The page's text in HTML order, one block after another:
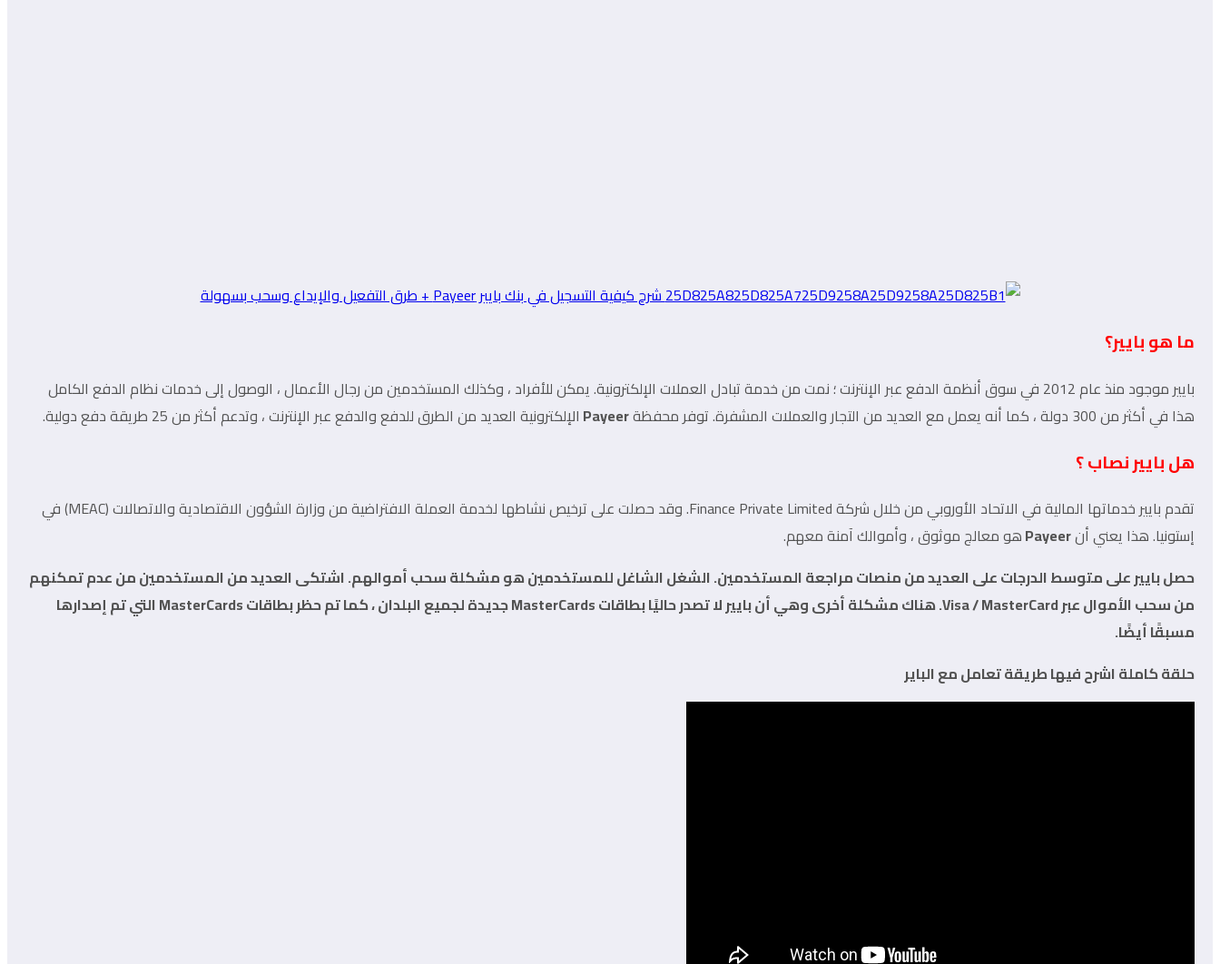
ما هو بايير؟
بايير موجود منذ عام 2012 في سوق أنظمة الدفع عبر الإنترنت ؛ نمت من خدمة تبادل العملات الإلكترونية. يمكن للأفراد ، وكذلك المستخدمين من رجال الأعمال ، الوصول إلى خدمات نظام الدفع الكامل
هذا في أكثر من 300 دولة ، كما أنه يعمل مع العديد من التجار والعملات المشفرة. توفر محفظة
Payeer الإلكترونية العديد من الطرق للدفع والدفع عبر الإنترنت ، وتدعم أكثر من 25 طريقة دفع دولية.
هل بايير نصاب ؟
تقدم بايير خدماتها المالية في الاتحاد الأوروبي من خلال شركة Finance Private Limited. وقد حصلت على ترخيص نشاطها لخدمة العملة الافتراضية من وزارة الشؤون الاقتصادية والاتصالات (MEAC) في
إستونيا. هذا يعني أنPayeerهو معالج موثوق ، وأموالك آمنة معهم.
حصل بايير على متوسط ​​الدرجات على العديد من منصات مراجعة المستخدمين. الشغل الشاغل للمستخدمين هو مشكلة سحب أموالهم. اشتكى العديد من المستخدمين من عدم تمكنهم
من سحب الأموال عبر Visa / MasterCard. هناك مشكلة أخرى وهي أن بايير لا تصدر حاليًا بطاقات MasterCards جديدة لجميع البلدان ، كما تم حظر بطاقات MasterCards التي تم إصدارها
مسبقًا أيضًا.
حلقة كاملة اشرح فيها طريقة تعامل مع الباير